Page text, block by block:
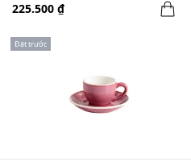
225.500 ₫
Đặt trước